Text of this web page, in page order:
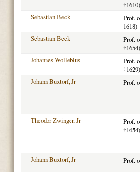
†1610)
Sebastian Beck
Prof.
1618)
Sebastian Beck
Prof.
†1654)
Johannes Wollebius
Prof.
†1629)
Johann Buxtorf, Jr
Prof.
Theodor Zwinger, Jr
Prof.
†1654)
Johann Buxtorf, Jr Prof.